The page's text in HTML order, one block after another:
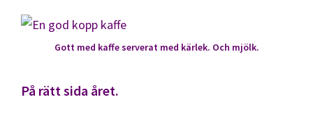
Gott med kaffe serverat med kärlek. Och mjölk.
På rätt sida året.